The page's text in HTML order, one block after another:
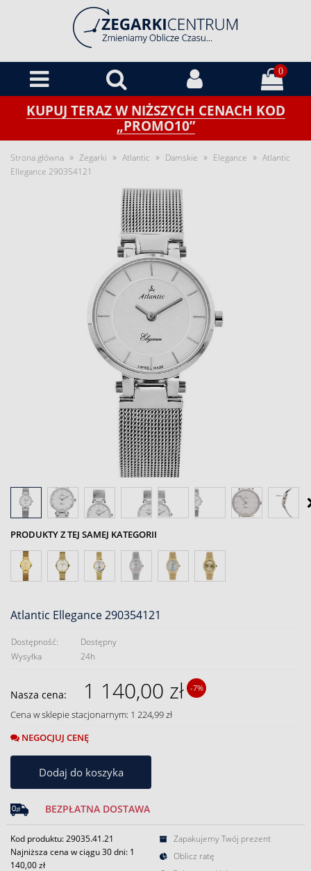
0
KUPUJ TERAZ W NIŻSZYCH CENACH KOD
„PROMO10”
Strona główna » Zegarki » Atlantic » Damskie » Elegance » Atlantic
Ellegance 290354121
PRODUKTY Z TEJ SAMEJ KATEGORII
Atlantic Ellegance 290354121
Dostępność:
Dostępny
Wysyłka
24h
Nasza cena: 1 140,00 zł -7%
Cena w sklepie stacjonarnym: 1 224,99 zł
NEGOCJUJ CENĘ
Dodaj do koszyka
BEZPŁATNA DOSTAWA
Kod produktu: 29035.41.21
Najniższa cena w ciągu 30 dni: 1
140,00 zł
Zapakujemy Twój prezent
Oblicz ratę